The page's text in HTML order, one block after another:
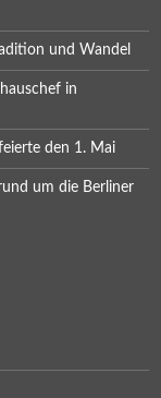
und Wandel
in
den 1. Mai
um die Berliner